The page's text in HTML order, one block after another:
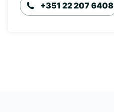
+351 22 207 6408